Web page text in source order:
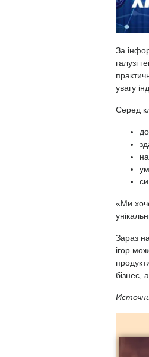
За
галузі
увагу
Серед
«Ми
Зараз
ігор
бізнес,